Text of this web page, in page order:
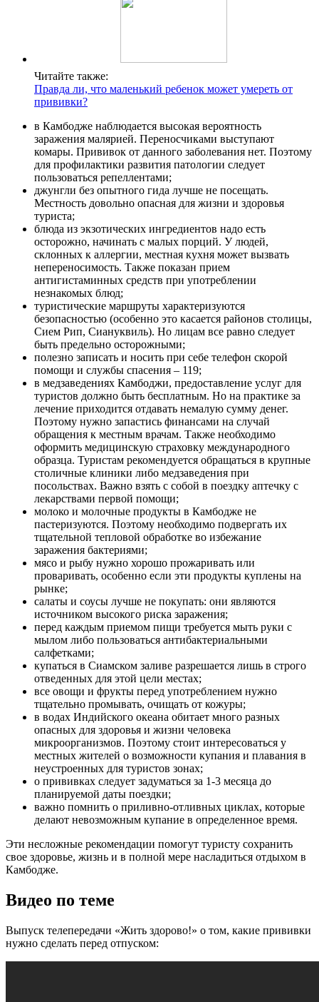
Читайте также:
Правда ли, что маленький ребенок может умереть от
прививки?
в Камбодже наблюдается высокая вероятность
заражения малярией. Переносчиками выступают
комары. Прививок от данного заболевания нет. Поэтому
для профилактики развития патологии следует
пользоваться репеллентами;
джунгли без опытного гида лучше не посещать.
Местность довольно опасная для жизни и здоровья
туриста;
блюда из экзотических ингредиентов надо есть
осторожно, начинать с малых порций. У людей,
склонных к аллергии, местная кухня может вызвать
непереносимость. Также показан прием
антигистаминных средств при употреблении
незнакомых блюд;
туристические маршруты характеризуются
безопасностью (особенно это касается районов столицы,
Сием Рип, Сиануквиль). Но лицам все равно следует
быть предельно осторожными;
полезно записать и носить при себе телефон скорой
помощи и службы спасения – 119;
в медзаведениях Камбоджи, предоставление услуг для
туристов должно быть бесплатным. Но на практике за
лечение приходится отдавать немалую сумму денег.
Поэтому нужно запастись финансами на случай
обращения к местным врачам. Также необходимо
оформить медицинскую страховку международного
образца. Туристам рекомендуется обращаться в крупные
столичные клиники либо медзаведения при
посольствах. Важно взять с собой в поездку аптечку с
лекарствами первой помощи;
молоко и молочные продукты в Камбодже не
пастеризуются. Поэтому необходимо подвергать их
тщательной тепловой обработке во избежание
заражения бактериями;
мясо и рыбу нужно хорошо прожаривать или
проваривать, особенно если эти продукты куплены на
рынке;
салаты и соусы лучше не покупать: они являются
источником высокого риска заражения;
перед каждым приемом пищи требуется мыть руки с
мылом либо пользоваться антибактериальными
салфетками;
купаться в Сиамском заливе разрешается лишь в строго
отведенных для этой цели местах;
все овощи и фрукты перед употреблением нужно
тщательно промывать, очищать от кожуры;
в водах Индийского океана обитает много разных
опасных для здоровья и жизни человека
микроорганизмов. Поэтому стоит интересоваться у
местных жителей о возможности купания и плавания в
неустроенных для туристов зонах;
о прививках следует задуматься за 1-3 месяца до
планируемой даты поездки;
важно помнить о приливно-отливных циклах, которые
делают невозможным купание в определенное время.
Эти несложные рекомендации помогут туристу сохранить
свое здоровье, жизнь и в полной мере насладиться отдыхом в
Камбодже.
Видео по теме
Выпуск телепередачи «Жить здорово!» о том, какие прививки
нужно сделать перед отпуском: